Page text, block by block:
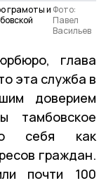
грамоты и Фото:
Павел
Васильев
глава
эта служба в
доверием
тамбовское
себя как
граждан.
почти 100